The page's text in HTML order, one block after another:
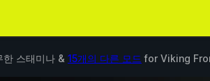
한 스태미나 & 15개의 다른 모드 for Viking